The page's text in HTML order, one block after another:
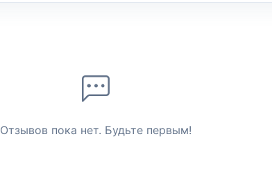
Отзывов пока нет. Будьте первым!